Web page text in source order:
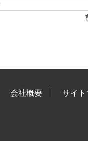
会社概要 サイト